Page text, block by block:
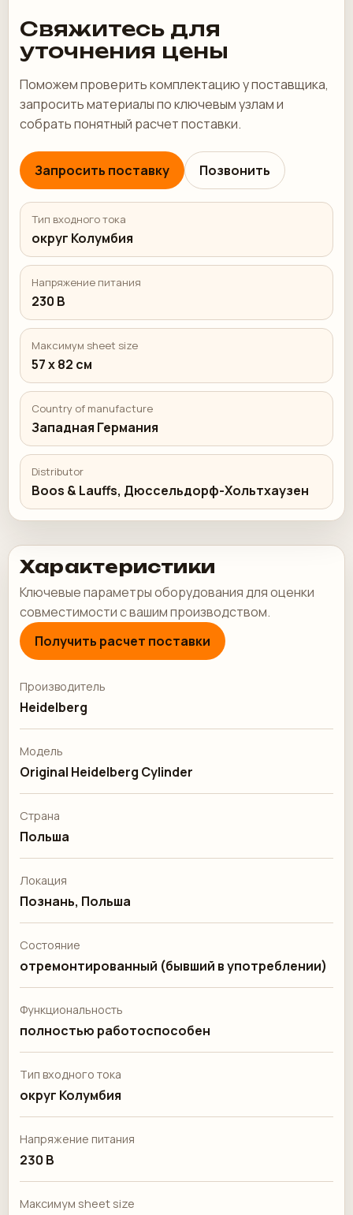
Свяжитесь для
уточнения цены
Поможем проверить комплектацию у поставщика,
запросить материалы по ключевым узлам и
собрать понятный расчет поставки.
Запросить поставку Позвонить
Тип входного тока
округ Колумбия
Напряжение питания
230 В
Максимум sheet size
57 x 82 см
Country of manufacture
Западная Германия
Distributor
Boos & Lauffs, Дюссельдорф-Хольтхаузен
Характеристики
Ключевые параметры оборудования для оценки
совместимости с вашим производством.
Получить расчет поставки
Производитель
Heidelberg
Модель
Original Heidelberg Cylinder
Страна
Польша
Локация
Познань, Польша
Состояние
отремонтированный (бывший в употреблении)
Функциональность
полностью работоспособен
Тип входного тока
округ Колумбия
Напряжение питания
230 В
Максимум sheet size